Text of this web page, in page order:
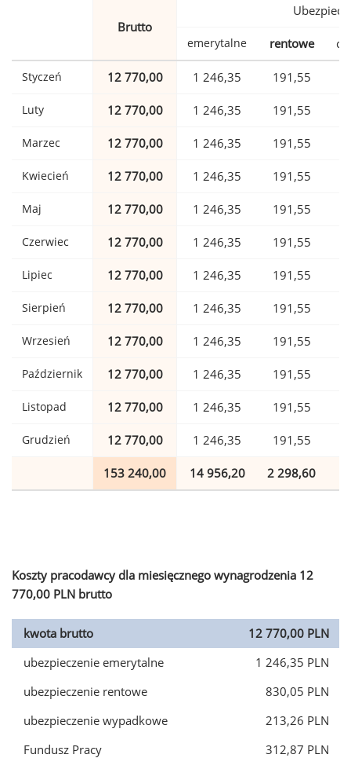
Brutto
emerytalne rentowe
Styczeń 12 770,00 1 246,35 191,55
Luty 12 770,00 1 246,35 191,55
Marzec 12 770,00 1 246,35 191,55
Kwiecień 12 770,00 1 246,35 191,55
Maj 12 770,00 1 246,35 191,55
Czerwiec 12 770,00 1 246,35 191,55
Lipiec 12 770,00 1 246,35 191,55
Sierpień 12 770,00 1 246,35 191,55
Wrzesień 12 770,00 1 246,35 191,55
Październik 12 770,00 1 246,35 191,55
Listopad 12 770,00 1 246,35 191,55
Grudzień 12 770,00 1 246,35 191,55
153 240,00 14 956,20 2 298,60
Koszty pracodawcy dla miesięcznego wynagrodzenia 12
770,00 PLN brutto
kwota brutto
12 770,00 PLN
ubezpieczenie emerytalne
1 246,35 PLN
ubezpieczenie rentowe
830,05 PLN
ubezpieczenie wypadkowe
213,26 PLN
Fundusz Pracy
312,87 PLN